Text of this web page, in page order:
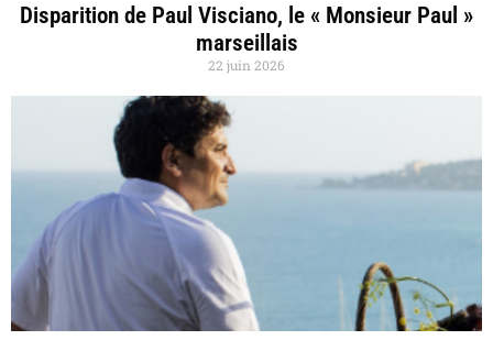
Disparition de Paul Visciano, le « Monsieur Paul »
marseillais
22 juin 2026